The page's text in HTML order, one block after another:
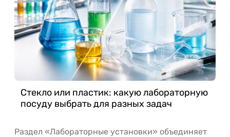
Стекло или пластик: какую лабораторную
посуду выбрать для разных задач
Раздел «Лабораторные установки» объединяет